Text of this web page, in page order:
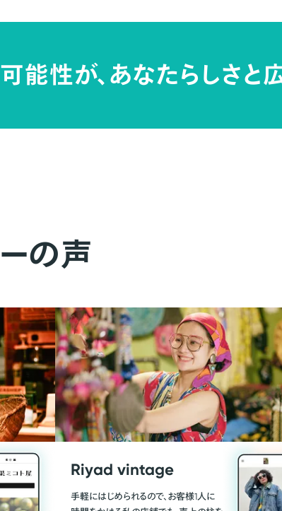
能性が、あなたらしさと
の声
Riyad vintage
手軽にはじめられるので、お客様1人に